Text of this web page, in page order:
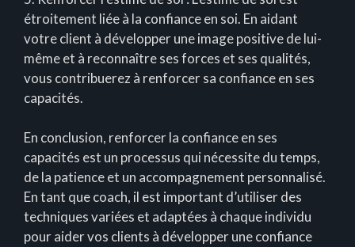
étroitement liée à la confiance en soi. En aidant
votre client à développer une image positive de lui-
même et à reconnaître ses forces et ses qualités,
vous contribuerez à renforcer sa confiance en ses
capacités.
En conclusion, renforcer la confiance en ses
capacités est un processus qui nécessite du temps,
de la patience et un accompagnement personnalisé.
En tant que coach, il est important d’utiliser des
techniques variées et adaptées à chaque individu
pour aider vos clients à développer une confiance